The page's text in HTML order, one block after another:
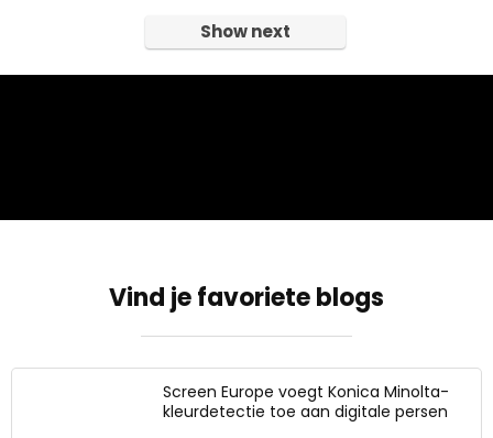
Show next
Vind je favoriete blogs
Screen Europe voegt Konica Minolta-
kleurdetectie toe aan digitale persen